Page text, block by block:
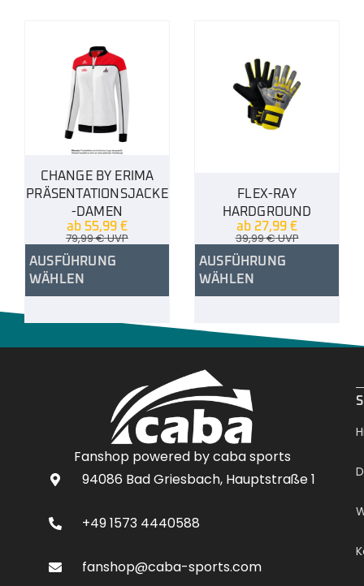
CHANGE BY ERIMA
PRÄSENTATIONSJACKE
-DAMEN
ab 55,99 €
79,99€UVP
AUSFÜHRUNG
WÄHLEN
FLEX-RAY
HARDGROUND
ab 27,99 €
39,99€UVP
AUSFÜHRUNG
WÄHLEN
Fanshop powered by caba sports
94086 Bad Griesbach, Hauptstraße 1
+49 1573 4440588
fanshop@caba-sports.com